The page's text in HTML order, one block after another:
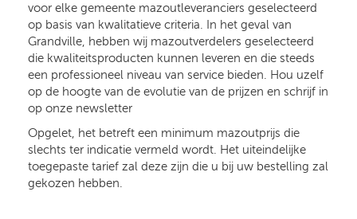
voor elke gemeente mazoutleveranciers geselecteerd
op basis van kwalitatieve criteria. In het geval van
Grandville, hebben wij mazoutverdelers geselecteerd
die kwaliteitsproducten kunnen leveren en die steeds
een professioneel niveau van service bieden. Hou uzelf
op de hoogte van de evolutie van de prijzen en schrijf in
op onze newsletter
Opgelet, het betreft een minimum mazoutprijs die
slechts ter indicatie vermeld wordt. Het uiteindelijke
toegepaste tarief zal deze zijn die u bij uw bestelling zal
gekozen hebben.